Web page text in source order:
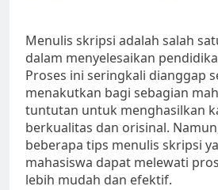
Menulis skripsi adalah salah
dalam menyelesaikan
Proses ini seringkali dianggap
menakutkan bagi sebagian
tuntutan untuk menghasilkan
berkualitas dan orisinal.
beberapa tips menulis skripsi
mahasiswa dapat melewati
lebih mudah dan efektif.